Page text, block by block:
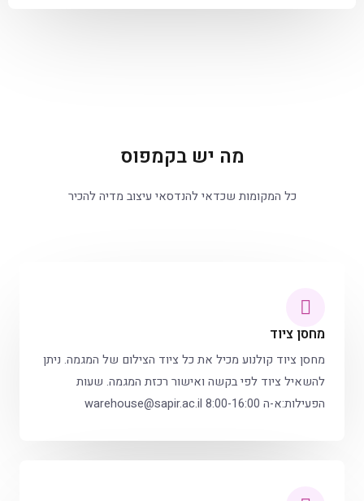
מה יש בקמפוס
כל המקומות שכדאי להנדסאי עיצוב מדיה להכיר
מחסן ציוד
מחסן ציוד קולנוע מכיל את כל ציוד הצילום של המגמה. ניתן
להשאיל ציוד לפי בקשה ואישור רכזת המגמה. שעות
הפעילות:א-ה 8:00-16:00 warehouse@sapir.ac.il‏